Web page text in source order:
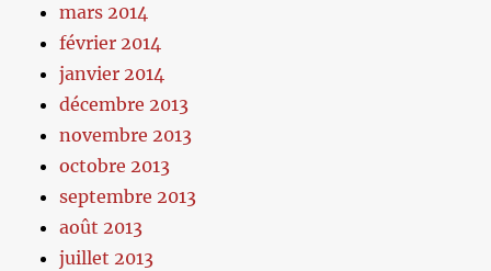
mars 2014
février 2014
janvier 2014
décembre 2013
novembre 2013
octobre 2013
septembre 2013
août 2013
juillet 2013